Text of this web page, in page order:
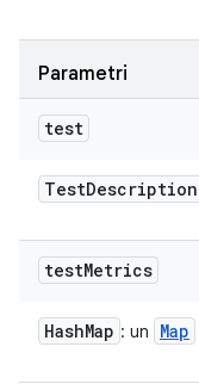
Parametri
test
TestDescription
testMetrics
HashMap : un Map